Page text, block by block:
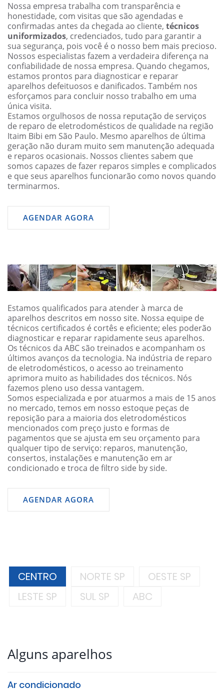
Nossa empresa trabalha com transparência e
honestidade, com visitas que são agendadas e
confirmadas antes da chegada ao cliente, técnicos
uniformizados, credenciados, tudo para garantir a
sua segurança, pois você é o nosso bem mais precioso.
Nossos especialistas fazem a verdadeira diferença na
confiabilidade de nossa empresa. Quando chegamos,
estamos prontos para diagnosticar e reparar
aparelhos defeituosos e danificados. Também nos
esforçamos para concluir nosso trabalho em uma
única visita.
Estamos orgulhosos de nossa reputação de serviços
de reparo de eletrodomésticos de qualidade na região
Itaim Bibi em São Paulo. Mesmo aparelhos de última
geração não duram muito sem manutenção adequada
e reparos ocasionais. Nossos clientes sabem que
somos capazes de fazer reparos simples e complicados
e que seus aparelhos funcionarão como novos quando
terminarmos.
AGENDAR AGORA
Estamos qualificados para atender à marca de
aparelhos descritos em nosso site. Nossa equipe de
técnicos certificados é cortês e eficiente; eles poderão
diagnosticar e reparar rapidamente seus aparelhos.
Os técnicos da ABC são treinados e acompanham os
últimos avanços da tecnologia. Na indústria de reparo
de eletrodomésticos, o acesso ao treinamento
aprimora muito as habilidades dos técnicos. Nós
fazemos pleno uso dessa vantagem.
Somos especializada e por atuarmos a mais de 15 anos
no mercado, temos em nosso estoque peças de
reposição para a maioria dos eletrodomésticos
mencionados com preço justo e formas de
pagamentos que se ajusta em seu orçamento para
qualquer tipo de serviço: reparos, manutenção,
consertos, instalações e manutenção em ar
condicionado e troca de filtro side by side.
AGENDAR AGORA
CENTRO NORTE SP
OESTE SP
LESTE SP
SUL SP ABC
Alguns aparelhos
Ar condicionado